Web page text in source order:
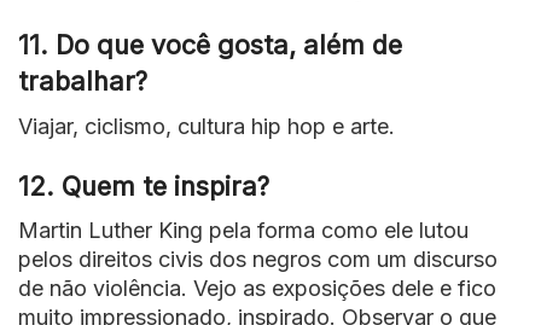
11. Do que você gosta, além de
trabalhar?
Viajar, ciclismo, cultura hip hop e arte.
12. Quem te inspira?
Martin Luther King pela forma como ele lutou
pelos direitos civis dos negros com um discurso
de não violência. Vejo as exposições dele e fico
muito impressionado, inspirado. Observar o que